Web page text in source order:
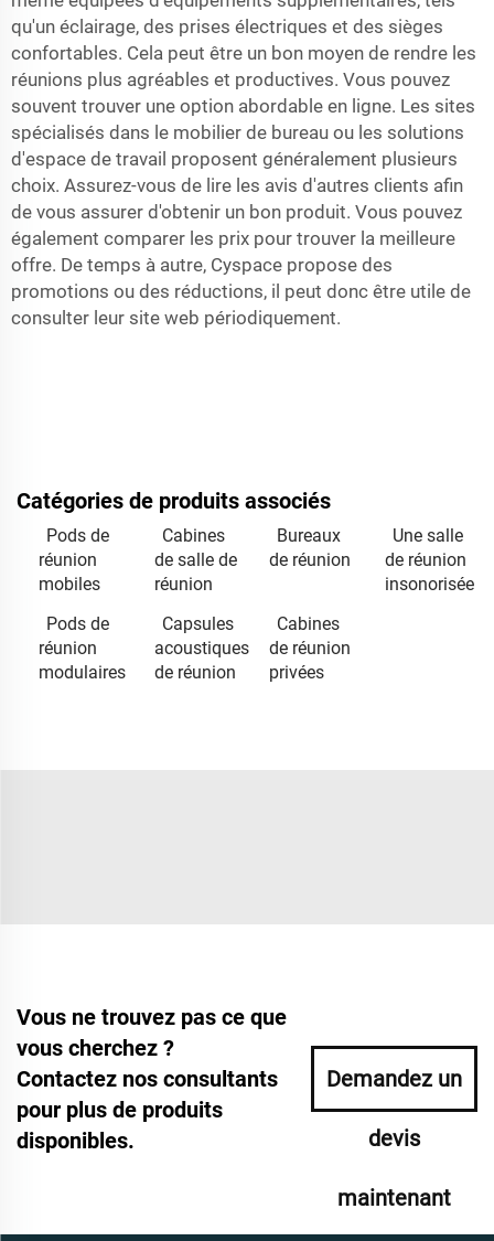
qu'un éclairage, des prises électriques et des sièges
confortables. Cela peut être un bon moyen de rendre les
réunions plus agréables et productives. Vous pouvez
souvent trouver une option abordable en ligne. Les sites
spécialisés dans le mobilier de bureau ou les solutions
d'espace de travail proposent généralement plusieurs
choix. Assurez-vous de lire les avis d'autres clients afin
de vous assurer d'obtenir un bon produit. Vous pouvez
également comparer les prix pour trouver la meilleure
offre. De temps à autre, Cyspace propose des
promotions ou des réductions, il peut donc être utile de
consulter leur site web périodiquement.
Catégories de produits associés
Pods de
réunion
mobiles
Cabines
de salle de
réunion
Bureaux
de réunion
Une salle
de réunion
insonorisée
Pods de
réunion
modulaires
Capsules
acoustiques
de réunion
Cabines
de réunion
privées
Vous ne trouvez pas ce que
vous cherchez ?
Contactez nos consultants
pour plus de produits
disponibles.
Demandez un
devis
maintenant